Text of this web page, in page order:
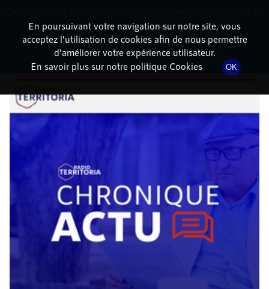
DÉTAILS DE L'ÉPISODE
17 août 2021 à 4h02, durée : 2 minutes
En poursuivant votre navigation sur notre site, vous
acceptez l’utilisation de cookies afin de nous permettre
d’améliorer votre expérience utilisateur.
En savoir plus sur notre politique Cookies
OK
dessous pour l'installer.
Non merci Télécharger l'application